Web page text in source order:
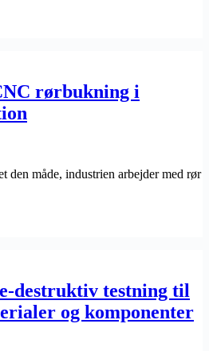
rørbukning i
den måde, industrien arbejder med rør
destruktiv testning til
og komponenter